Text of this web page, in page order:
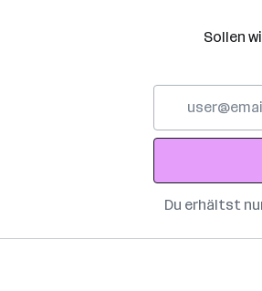
Sollen
Adresse
Du erhältst